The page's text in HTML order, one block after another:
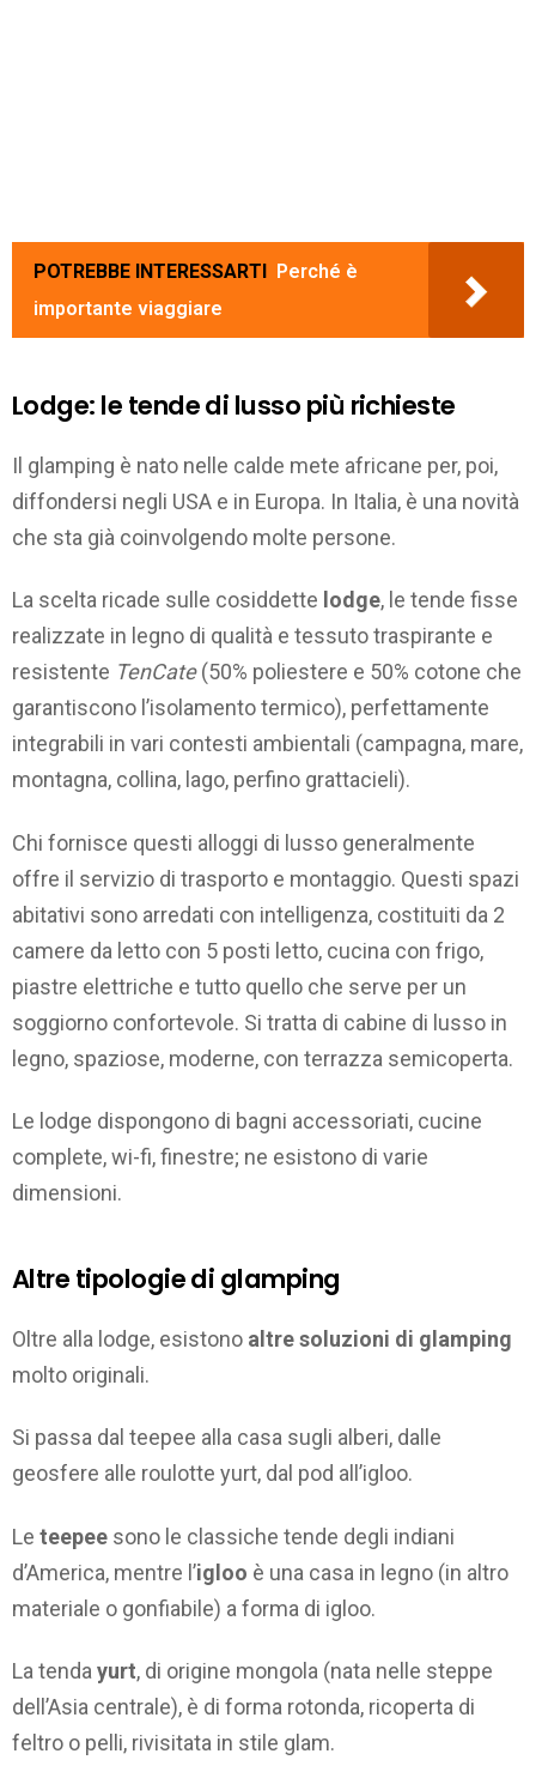
POTREBBE INTERESSARTI
Perché è
importante viaggiare
Lodge: le tende di lusso più richieste
Il glamping è nato nelle calde mete africane per, poi,
diffondersi negli USA e in Europa. In Italia, è una novità
che sta già coinvolgendo molte persone.
La scelta ricade sulle cosiddette lodge, le tende fisse
realizzate in legno di qualità e tessuto traspirante e
resistente TenCate(50% poliestere e 50% cotone che
garantiscono l’isolamento termico), perfettamente
integrabili in vari contesti ambientali (campagna, mare,
montagna, collina, lago, perfino grattacieli).
Chi fornisce questi alloggi di lusso generalmente
offre il servizio di trasporto e montaggio. Questi spazi
abitativi sono arredati con intelligenza, costituiti da 2
camere da letto con 5 posti letto, cucina con frigo,
piastre elettriche e tutto quello che serve per un
soggiorno confortevole. Si tratta di cabine di lusso in
legno, spaziose, moderne, con terrazza semicoperta.
Le lodge dispongono di bagni accessoriati, cucine
complete, wi-fi, finestre; ne esistono di varie
dimensioni.
Altre tipologie di glamping
Oltre alla lodge, esistono altre soluzioni di glamping
molto originali.
Si passa dal teepee alla casa sugli alberi, dalle
geosfere alle roulotte yurt, dal pod all’igloo.
Le teepee sono le classiche tende degli indiani
d’America, mentre l’igloo è una casa in legno (in altro
materiale o gonfiabile) a forma di igloo.
La tendayurt, di origine mongola (nata nelle steppe
dell’Asia centrale), è di forma rotonda, ricoperta di
feltro o pelli, rivisitata in stile glam.